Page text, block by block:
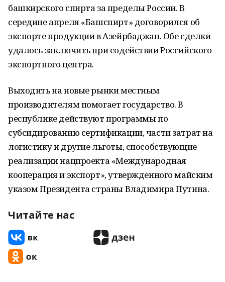
башкирского спирта за пределы России. В
середине апреля «Башспирт» договорился об
экспорте продукции в Азейрбаджан. Обе сделки
удалось заключить при содействии Российского
экспортного центра.
Выходить на новые рынки местным
производителям помогает государство. В
республике действуют программы по
субсидированию сертификации, части затрат на
логистику и другие льготы, способствующие
реализации нацпроекта «Международная
кооперация и экспорт», утвержденного майским
указом Президента страны Владимира Путина.
Читайте нас